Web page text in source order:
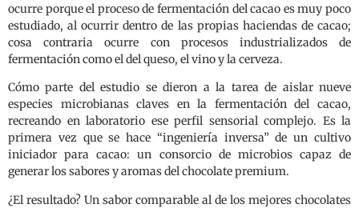
ocurre porque el proceso de fermentación del cacao es muy poco
estudiado, al ocurrir dentro de las propias haciendas de cacao;
cosa contraria ocurre con procesos industrializados de
fermentación como el del queso, el vino y la cerveza.
Cómo parte del estudio se dieron a la tarea de aislar nueve
especies microbianas claves en la fermentación del cacao,
recreando en laboratorio ese perfil sensorial complejo. Es la
primera vez que se hace “ingeniería inversa” de un cultivo
iniciador para cacao: un consorcio de microbios capaz de
generar los sabores y aromas del chocolate premium.
¿El resultado? Un sabor comparable al de los mejores chocolates